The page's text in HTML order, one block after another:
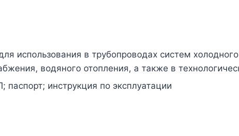
использования в трубопроводах систем
водяного отопления, а также в
паспорт; инструкция по эксплуатации